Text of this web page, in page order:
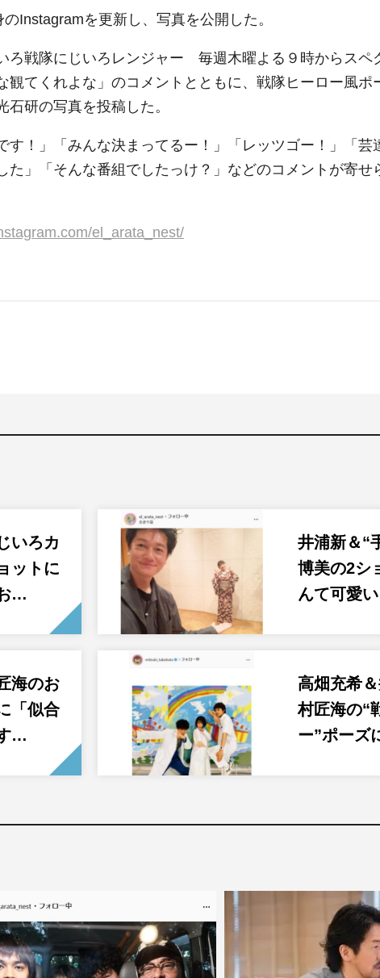
Instagramを更新し、写真を公開した。
ろ戦隊にじいろレンジャー 毎週木曜よる９時からスペ
てくれよな」のコメントとともに、戦隊ヒーロー風ポ
研の写真を投稿した。
す！」「みんな決まってるー！」「レッツゴー！」「芸
」「そんな番組でしたっけ？」などのコメントが寄せ
el_arata_nest/
いろカ
ットに
…
井浦新＆“
博美の2シ
んて可愛
海のお
「似合
…
高畑充希
村匠海の“
ー”ポーズ